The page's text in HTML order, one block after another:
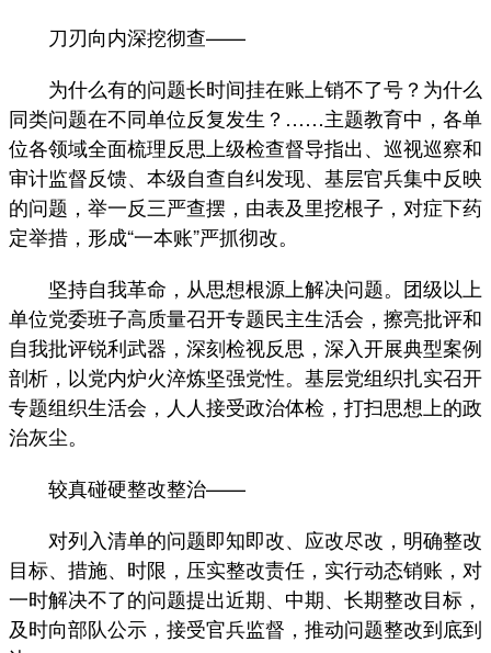
刀刃向内深挖彻查——
为什么有的问题长时间挂在账上销不了号？为什么
同类问题在不同单位反复发生？……主题教育中，各单
位各领域全面梳理反思上级检查督导指出、巡视巡察和
审计监督反馈、本级自查自纠发现、基层官兵集中反映
的问题，举一反三严查摆，由表及里挖根子，对症下药
定举措，形成“一本账”严抓彻改。
坚持自我革命，从思想根源上解决问题。团级以上
单位党委班子高质量召开专题民主生活会，擦亮批评和
自我批评锐利武器，深刻检视反思，深入开展典型案例
剖析，以党内炉火淬炼坚强党性。基层党组织扎实召开
专题组织生活会，人人接受政治体检，打扫思想上的政
治灰尘。
较真碰硬整改整治——
对列入清单的问题即知即改、应改尽改，明确整改
目标、措施、时限，压实整改责任，实行动态销账，对
一时解决不了的问题提出近期、中期、长期整改目标，
及时向部队公示，接受官兵监督，推动问题整改到底到